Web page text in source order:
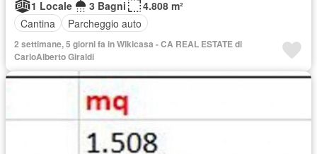
1 Locale
3 Bagni
4.808 m²
Cantina
Parcheggio auto
2 settimane, 5 giorni fa in Wikicasa - CA REAL ESTATE di
CarloAlberto Giraldi